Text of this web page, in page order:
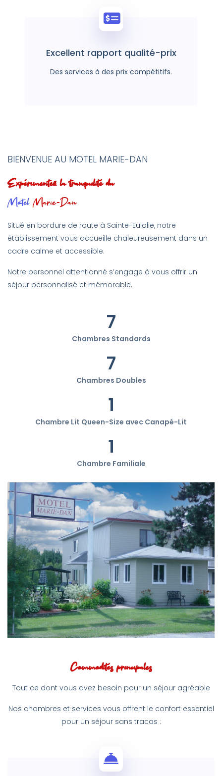
Excellent rapport qualité-prix
Des services à des prix compétitifs.
BIENVENUE AU MOTEL MARIE-DAN
Expérimentez la tranquilité du
Motel Marie-Dan
Situé en bordure de route à Sainte-Eulalie, notre
établissement vous accueille chaleureusement dans un
cadre calme et accessible.
Notre personnel attentionné s’engage à vous offrir un
séjour personnalisé et mémorable.
7
Chambres Standards
7
Chambres Doubles
1
Chambre Lit Queen-Size avec Canapé-Lit
1
Chambre Familiale
Commodités principales
Tout ce dont vous avez besoin pour un séjour agréable
Nos chambres et services vous offrent le confort essentiel
pour un séjour sans tracas :